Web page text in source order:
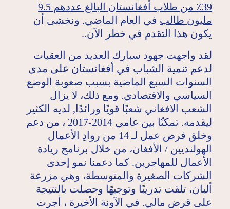
39٪ من طلاب أفغانستان البالغ عددهم 9.5
مليون طالب في العام الماضي. ونخشى أن
يكون هذا التقدم في خطر الآن..
لقد واجهت جهود سبارك العديد من العقبات
لدعم تنمية الشباب في أفغانستان على مدى
السنوات السبع الماضية بسبب صعوبة الوضع
السياسي والاقتصادي. ومع ذلك، لا يزال
الشعب الافغاني شعبًا قويًا ورائدًا, لديه الكثير
ليقدمه. تمكنّا بين عامي 2014-2017 ، من دعم
وخلق فرص عمل لـ 14 من روادِ الأعمال
الهولنديين / الأفغان، من خلال برنامج ريادة
الأعمال للمهاجرين. كما دعمنا نمو إحدى
الشركات الصغيرة والمتوسطة، وهي مزرعة
ألبان، تلقت تدريبًا وتوجيهًا وحصلت بالنتيجة
على قرض مالي. في الآونة الأخيرة ، أجرت